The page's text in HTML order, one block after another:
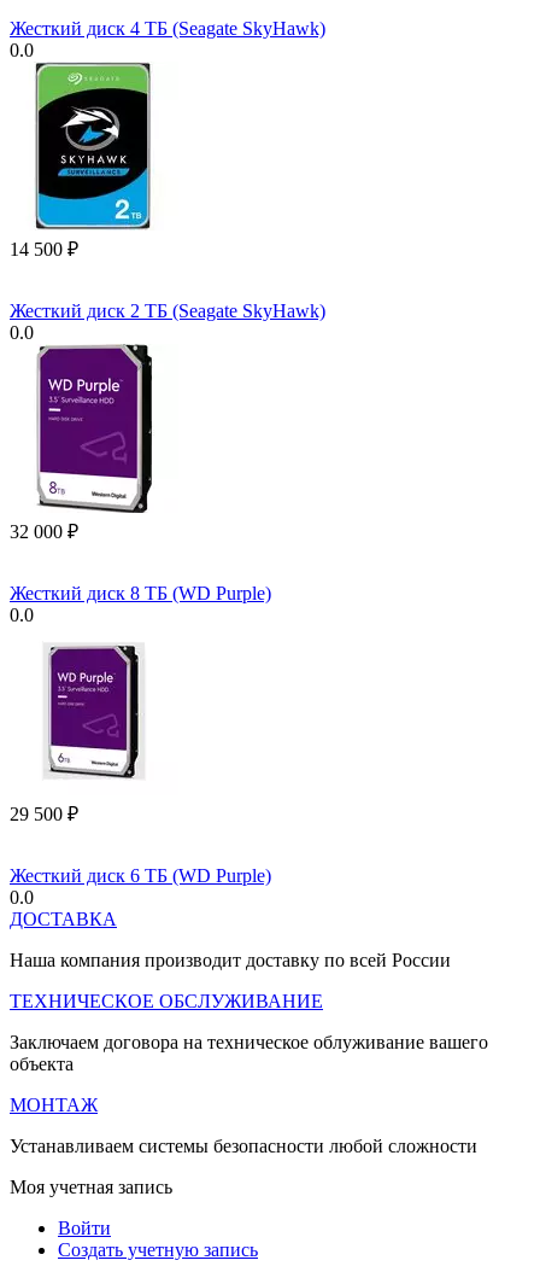
Жесткий диск 4 ТБ (Seagate SkyHawk)
0.0
14 500 ₽
Жесткий диск 2 ТБ (Seagate SkyHawk)
0.0
32 000 ₽
Жесткий диск 8 ТБ (WD Purple)
0.0
29 500 ₽
Жесткий диск 6 ТБ (WD Purple)
0.0
ДОСТАВКА
Наша компания производит доставку по всей России
ТЕХНИЧЕСКОЕ ОБСЛУЖИВАНИЕ
Заключаем договора на техническое облуживание вашего
объекта
МОНТАЖ
Устанавливаем системы безопасности любой сложности
Моя учетная запись
Войти
Создать учетную запись